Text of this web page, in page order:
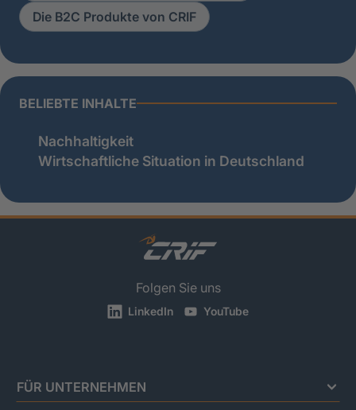
Die B2C Produkte von CRIF
BELIEBTE INHALTE
Nachhaltigkeit
Wirtschaftliche Situation in Deutschland
Folgen Sie uns
LinkedIn YouTube
FÜR UNTERNEHMEN